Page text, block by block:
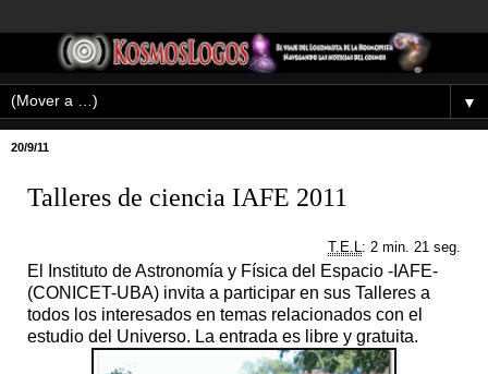
▼
20/9/11
Talleres de ciencia IAFE 2011
T.E.L : 2 min. 21 seg.
El Instituto de Astronomía y Física del Espacio -IAFE-
(CONICET-UBA) invita a participar en sus Talleres a
todos los interesados en temas relacionados con el
estudio del Universo. La entrada es libre y gratuita.